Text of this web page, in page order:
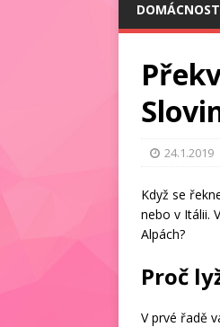
DOMÁCNOST
24.1.2019
Když se
nebo v Itálii.
Alpách?
Proč
V prvé řadě